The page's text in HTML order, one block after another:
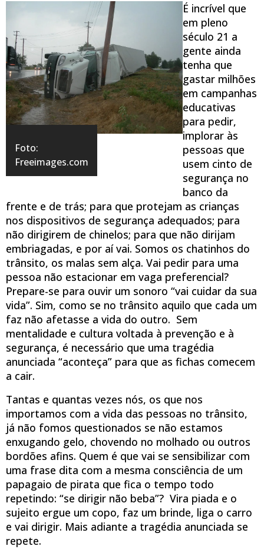
Foto:
Freeimages.com
É incrível que
em pleno
século 21 a
gente ainda
tenha que
gastar milhões
em campanhas
educativas
para pedir,
implorar às
pessoas que
usem cinto de
segurança no
banco da
frente e de trás; para que protejam as crianças
nos dispositivos de segurança adequados; para
não dirigirem de chinelos; para que não dirijam
embriagadas, e por aí vai. Somos os chatinhos do
trânsito, os malas sem alça. Vai pedir para uma
pessoa não estacionar em vaga preferencial?
Prepare-se para ouvir um sonoro “vai cuidar da sua
vida”. Sim, como se no trânsito aquilo que cada um
faz não afetasse a vida do outro. Sem
mentalidade e cultura voltada à prevenção e à
segurança, é necessário que uma tragédia
anunciada “aconteça” para que as fichas comecem
a cair.
Tantas e quantas vezes nós, os que nos
importamos com a vida das pessoas no trânsito,
já não fomos questionados se não estamos
enxugando gelo, chovendo no molhado ou outros
bordões afins. Quem é que vai se sensibilizar com
uma frase dita com a mesma consciência de um
papagaio de pirata que fica o tempo todo
repetindo: “se dirigir não beba”? Vira piada e o
sujeito ergue um copo, faz um brinde, liga o carro
e vai dirigir. Mais adiante a tragédia anunciada se
repete.